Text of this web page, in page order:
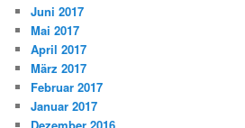
Juni 2017
Mai 2017
April 2017
März 2017
Februar 2017
Januar 2017